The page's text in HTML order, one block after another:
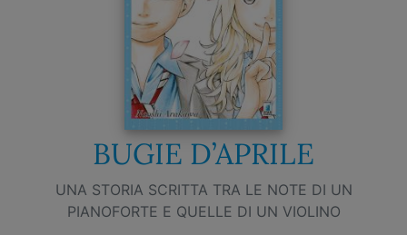
BUGIE D’APRILE
UNA STORIA SCRITTA TRA LE NOTE DI UN
PIANOFORTE E QUELLE DI UN VIOLINO